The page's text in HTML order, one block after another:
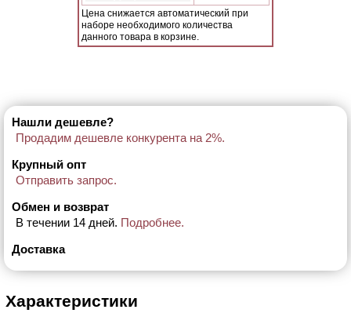
Цена снижается автоматический при
наборе необходимого количества
данного товара в корзине.
Нашли дешевле?
Продадим дешевле конкурента на 2%.
Крупный опт
Отправить запрос.
Обмен и возврат
В течении 14 дней. Подробнее.
Доставка
Характеристики